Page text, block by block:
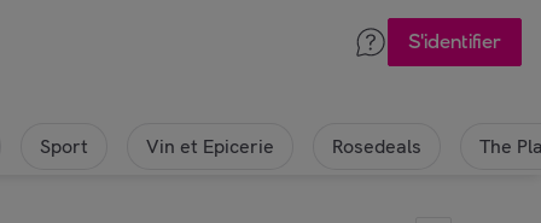
S'identifier
Sport Vin et Epicerie Rosedeals The